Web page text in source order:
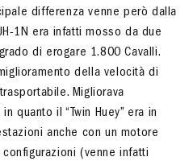
differenza venne però dalla
1N era infatti mosso da due
di erogare 1.800 Cavalli.
della velocità di
Migliorava
quanto il “Twin Huey” era in
anche con un motore
(venne infatti